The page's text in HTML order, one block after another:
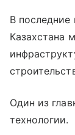
В последние
Казахстана
Один из
технологии.